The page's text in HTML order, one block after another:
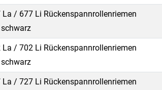
La / 677 Li Rückenspannrollenriemen
La / 702 Li Rückenspannrollenriemen
La / 727 Li Rückenspannrollenriemen